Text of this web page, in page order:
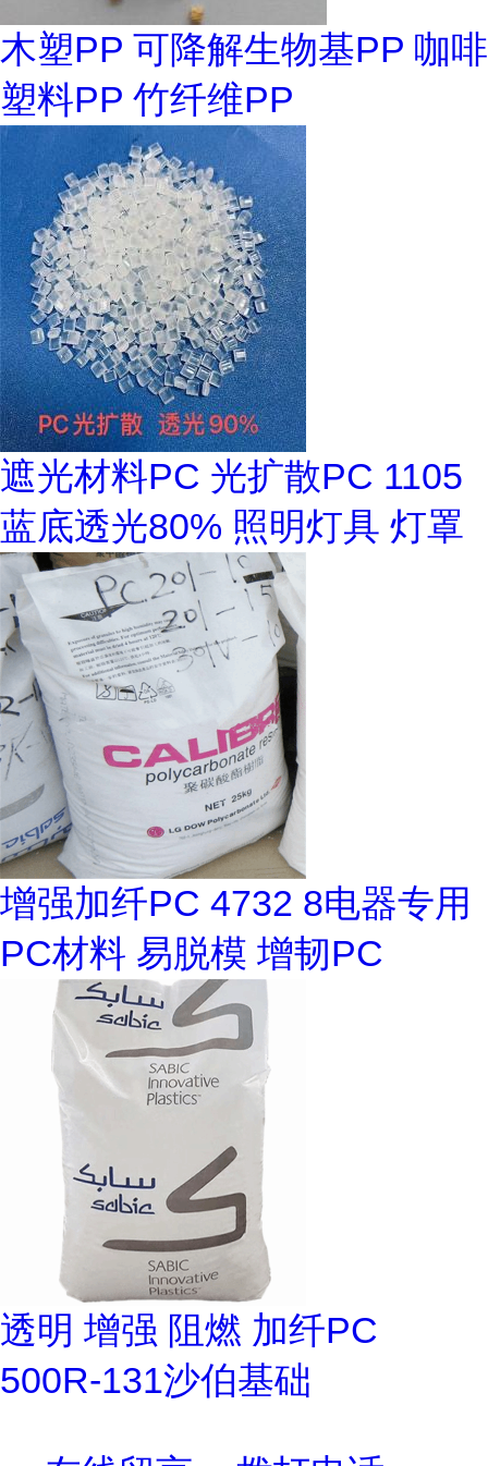
木塑PP 可降解生物基PP 咖啡
塑料PP 竹纤维PP
遮光材料PC 光扩散PC 1105
蓝底透光80% 照明灯具 灯罩
增强加纤PC 4732 8电器专用
PC材料 易脱模 增韧PC
透明 增强 阻燃 加纤PC
500R-131沙伯基础